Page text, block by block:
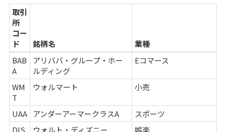
取引
所
コー
ド
銘柄名
業種
BAB
A
アリババ・グループ・ホー
ルディング
Eコマース
WM
T
ウォルマート 小売
UAA アンダーアーマークラスA
スポーツ
DIS
ウォルト・ディズニー 娯楽